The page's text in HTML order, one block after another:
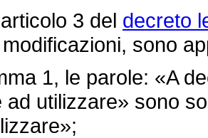
3 del decreto
sono
1, le parole: «A
ad utilizzare» sono